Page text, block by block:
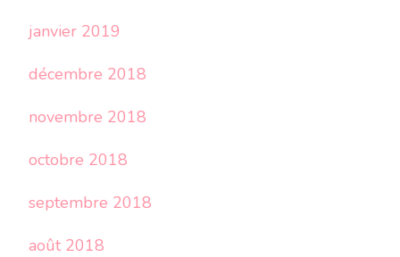
janvier 2019
décembre 2018
novembre 2018
octobre 2018
septembre 2018
août 2018